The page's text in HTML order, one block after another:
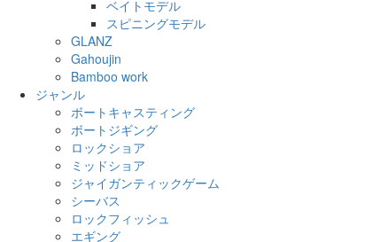
ベイトモデル
スピニングモデル
GLANZ
Gahoujin
Bamboo work
ジャンル
ボートキャスティング
ボートジギング
ロックショア
ミッドショア
ジャイガンティックゲーム
シーバス
ロックフィッシュ
エギング